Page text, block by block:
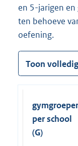
en 5-jarigen
ten behoeve
oefening.
Toon
per school
(G)